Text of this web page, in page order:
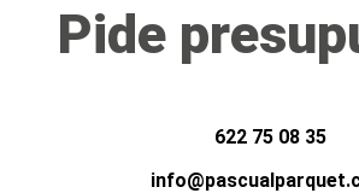
Pide
622 75 08 35